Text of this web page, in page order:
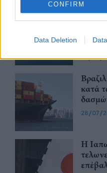
CONFIRM
Data Deletion
Η
το
30/07/
κατά
28/07/
Η